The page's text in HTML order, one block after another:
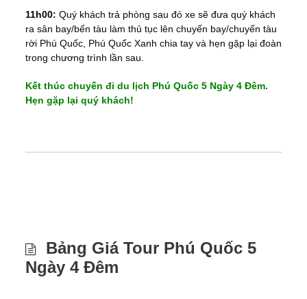
11h00: Quý khách trả phòng sau đó xe sẽ đưa quý khách
ra sân bay/bến tàu làm thủ tục lên chuyến bay/chuyến tàu
rời Phú Quốc, Phú Quốc Xanh chia tay và hẹn gặp lại đoàn
trong chương trình lần sau.
Kết thúc chuyến đi du lịch Phú Quốc 5 Ngày 4 Đêm.
Hẹn gặp lại quý khách!
Bảng Giá Tour Phú Quốc 5
Ngày 4 Đêm